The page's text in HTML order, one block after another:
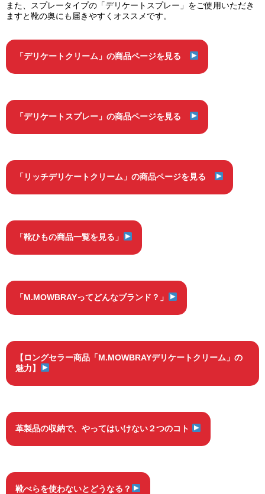
また、スプレータイプの「デリケートスプレー」をご使用いただき
ますと靴の奥にも届きやすくオススメです。
「デリケートクリーム」の商品ページを見る
「デリケートスプレー」の商品ページを見る
「リッチデリケートクリーム」の商品ページを見る
「靴ひもの商品一覧を見る」
「M.MOWBRAYってどんなブランド？」
【ロングセラー商品「M.MOWBRAYデリケートクリーム」の
魅力】
革製品の収納で、やってはいけない２つのコト
靴べらを使わないとどうなる？